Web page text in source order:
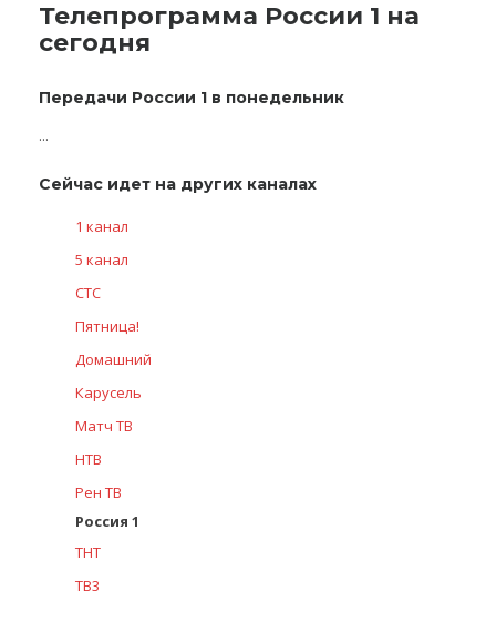
Телепрограмма России 1 на
сегодня
Передачи России 1 в понедельник
...
Сейчас идет на других каналах
1 канал
5 канал
СТС
Пятница!
Домашний
Карусель
Матч ТВ
НТВ
Рен ТВ
Россия 1
ТНТ
ТВ3